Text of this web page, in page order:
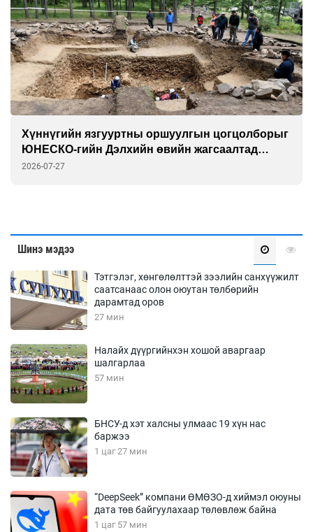
Хүннүгийн язгууртны оршуулгын цогцолборыг
ЮНЕСКО-гийн Дэлхийн өвийн жагсаалтад
бүртгэлээ
2026-07-27
Шинэ мэдээ
Тэтгэлэг, хөнгөлөлттэй зээлийн санхүүжилт
саатсанаас олон оюутан төлбөрийн
дарамтад оров
27 мин
Налайх дүүргийнхэн хошой аваргаар
шалгарлаа
57 мин
БНСУ-д хэт халсны улмаас 19 хүн нас
баржээ
1 цаг 27 мин
“DeepSeek” компани ӨМӨЗО-д хиймэл оюуны
дата төв байгуулахаар төлөвлөж байна
1 цаг 57 мин